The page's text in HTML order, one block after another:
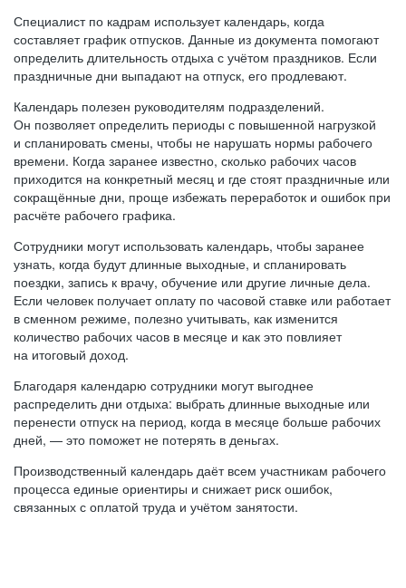
Специалист по кадрам использует календарь, когда
составляет график отпусков. Данные из документа помогают
определить длительность отдыха с учётом праздников. Если
праздничные дни выпадают на отпуск, его продлевают.
Календарь полезен руководителям подразделений.
Он позволяет определить периоды с повышенной нагрузкой
и спланировать смены, чтобы не нарушать нормы рабочего
времени. Когда заранее известно, сколько рабочих часов
приходится на конкретный месяц и где стоят праздничные или
сокращённые дни, проще избежать переработок и ошибок при
расчёте рабочего графика.
Сотрудники могут использовать календарь, чтобы заранее
узнать, когда будут длинные выходные, и спланировать
поездки, запись к врачу, обучение или другие личные дела.
Если человек получает оплату по часовой ставке или работает
в сменном режиме, полезно учитывать, как изменится
количество рабочих часов в месяце и как это повлияет
на итоговый доход.
Благодаря календарю сотрудники могут выгоднее
распределить дни отдыха: выбрать длинные выходные или
перенести отпуск на период, когда в месяце больше рабочих
дней, — это поможет не потерять в деньгах.
Производственный календарь даёт всем участникам рабочего
процесса единые ориентиры и снижает риск ошибок,
связанных с оплатой труда и учётом занятости.